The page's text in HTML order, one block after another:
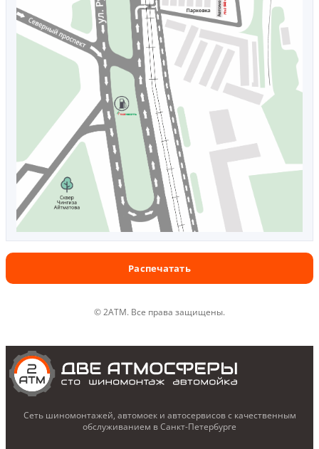
Распечатать
© 2ATM. Все права защищены.
Сеть шиномонтажей, автомоек и автосервисов с качественным
обслуживанием в Санкт-Петербурге